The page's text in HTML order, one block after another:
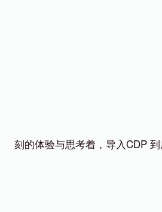
刻的体验与思考着，导入CDP